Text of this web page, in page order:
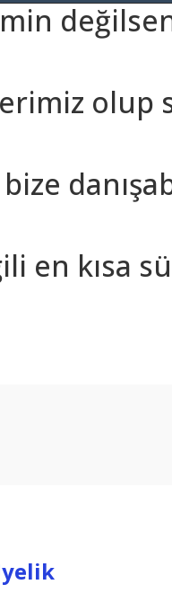
olup
kısa